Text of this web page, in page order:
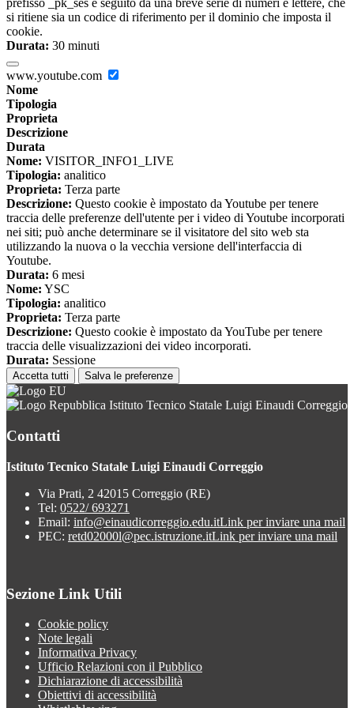
prefisso _pk_ses è seguito da una breve serie di numeri e lettere, che
si ritiene sia un codice di riferimento per il dominio che imposta il
cookie.
Durata: 30 minuti
www.youtube.com
Nome
Tipologia
Proprieta
Descrizione
Durata
Nome: VISITOR_INFO1_LIVE
Tipologia: analitico
Proprieta: Terza parte
Descrizione: Questo cookie è impostato da Youtube per tenere
traccia delle preferenze dell'utente per i video di Youtube incorporati
nei siti; può anche determinare se il visitatore del sito web sta
utilizzando la nuova o la vecchia versione dell'interfaccia di
Youtube.
Durata: 6 mesi
Nome: YSC
Tipologia: analitico
Proprieta: Terza parte
Descrizione: Questo cookie è impostato da YouTube per tenere
traccia delle visualizzazioni dei video incorporati.
Durata: Sessione
Accetta tutti Salva le preferenze
Istituto Tecnico Statale Luigi Einaudi Correggio
Contatti
Istituto Tecnico Statale Luigi Einaudi Correggio
Via Prati, 2 42015 Correggio (RE)
Tel: 0522/ 693271
Email: info@einaudicorreggio.edu.itLink per inviare una mail
PEC: retd02000l@pec.istruzione.itLink per inviare una mail
Sezione Link Utili
Cookie policy
Note legali
Informativa Privacy
Ufficio Relazioni con il Pubblico
Dichiarazione di accessibilità
Obiettivi di accessibilità